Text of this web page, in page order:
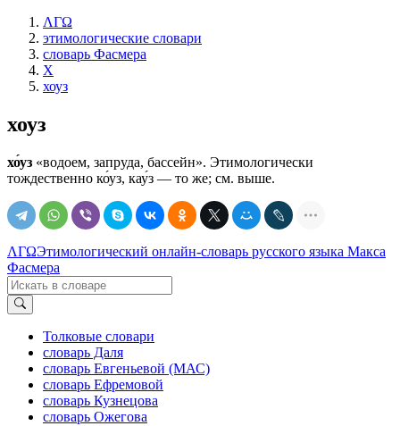
ΛΓΩ
этимологические словари
словарь Фасмера
Х
хоуз
хоуз
хо́уз «водоем, запруда, бассейн». Этимологически
тождественно ко́уз, кау́з — то же; см. выше.
ΛΓΩЭтимологический онлайн-словарь русского языка Макса
Фасмера
Толковые словари
словарь Даля
словарь Евгеньевой (МАС)
словарь Ефремовой
словарь Кузнецова
словарь Ожегова